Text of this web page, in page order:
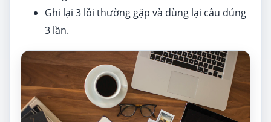
Ghi lại 3 lỗi thường gặp và dùng lại câu đúng
3 lần.